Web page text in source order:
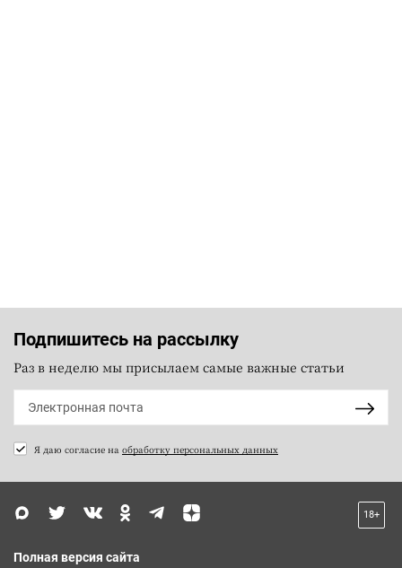
Подпишитесь на рассылку
Раз в неделю мы присылаем самые важные статьи
Я даю согласие на обработку персональных данных
18+
Полная версия сайта